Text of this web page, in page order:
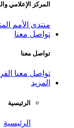
المركز الإعلامي
منتدى الأمم
تواصل معنا
تواصل معنا
تواصل معنا
المزيد
الرئيسية
الرئيسية